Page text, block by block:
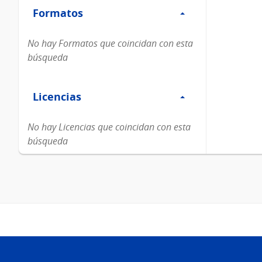
Formatos
Formatos
No hay Formatos que coincidan con esta
búsqueda
Licencias
Licencias
No hay Licencias que coincidan con esta
búsqueda